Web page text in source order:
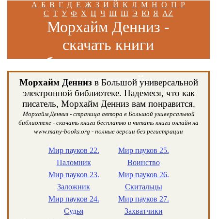
А Б В Г Д Е Ж З И Й К Л М Н О П Р
С Т У Ф Х Ц Ч Ш Щ Э Ю Я AZ
Морхайм Денниз -
скачать книги
бесплатно и читать
книги онлайн
Морхайм Деннизв Большой универсальной
электронной библиотеке. Надемеся, что как
писатель, Морхайм Денниз вам понравится.
Морхайм Денниз - страница автора в Большой универсальной
библиотеке - скачать книги бесплатно и читать книги онлайн на
www.many-books.org - полные версии без регистрации
Мир пауков 22.
Паломник
Мир пауков 23.
Заложник
Мир пауков 24.
Судья
Мир пауков 25.
Воинство
Мир пауков 26.
Скитальцы
Мир пауков 27.
Захватчики